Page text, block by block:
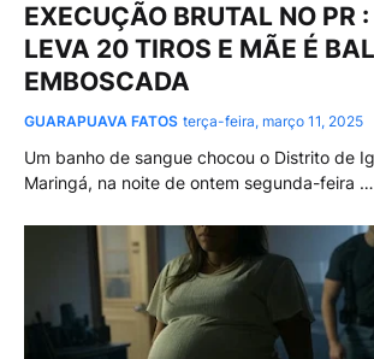
EXECUÇÃO BRUTAL NO PR
LEVA 20 TIROS E MÃE É
EMBOSCADA
GUARAPUAVA FATOS terça-feira, março 11, 2025
Um banho de sangue chocou o Distrito de
Maringá, na noite de ontem segunda-feira …